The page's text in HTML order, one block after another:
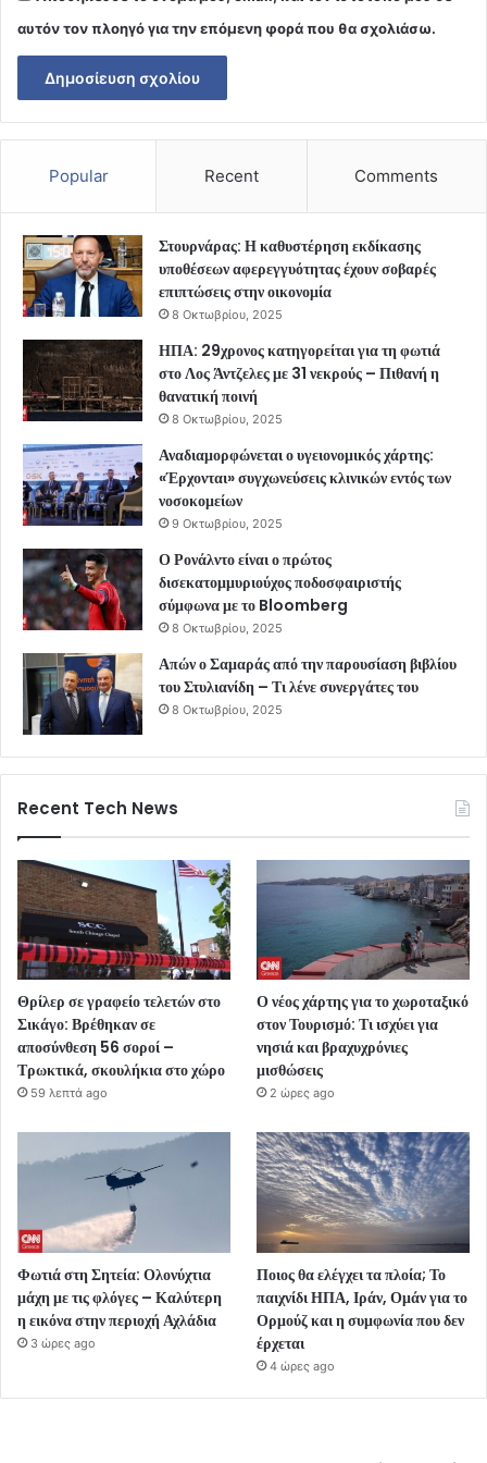
αυτόν τον πλοηγό για την επόμενη φορά που θα σχολιάσω.
Popular Recent Comments
Στουρνάρας: Η καθυστέρηση εκδίκασης
υποθέσεων αφερεγγυότητας έχουν σοβαρές
επιπτώσεις στην οικονομία
8 Οκτωβρίου, 2025
ΗΠΑ: 29χρονος κατηγορείται για τη φωτιά
στο Λος Άντζελες με 31 νεκρούς – Πιθανή η
θανατική ποινή
8 Οκτωβρίου, 2025
Αναδιαμορφώνεται ο υγειονομικός χάρτης:
«Έρχονται» συγχωνεύσεις κλινικών εντός των
νοσοκομείων
9 Οκτωβρίου, 2025
Ο Ρονάλντο είναι ο πρώτος
δισεκατομμυριούχος ποδοσφαιριστής
σύμφωνα με το Bloomberg
8 Οκτωβρίου, 2025
Απών ο Σαμαράς από την παρουσίαση βιβλίου
του Στυλιανίδη – Τι λένε συνεργάτες του
8 Οκτωβρίου, 2025
Recent Tech News
Θρίλερ σε γραφείο τελετών στο
Σικάγο: Βρέθηκαν σε
αποσύνθεση 56 σοροί –
Τρωκτικά, σκουλήκια στο χώρο
59 λεπτά ago
Ο νέος χάρτης για το χωροταξικό
στον Τουρισμό: Τι ισχύει για
νησιά και βραχυχρόνιες
μισθώσεις
2 ώρες ago
Φωτιά στη Σητεία: Ολονύχτια
μάχη με τις φλόγες – Καλύτερη
η εικόνα στην περιοχή Αχλάδια
3 ώρες ago
Ποιος θα ελέγχει τα πλοία; Το
παιχνίδι ΗΠΑ, Ιράν, Ομάν για το
Ορμούζ και η συμφωνία που δεν
έρχεται
4 ώρες ago